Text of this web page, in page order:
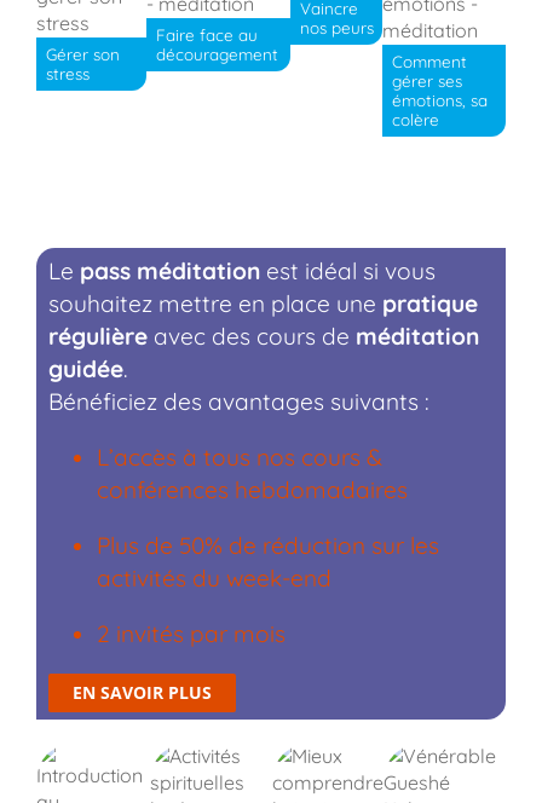
Gérer son
stress
Faire face au
découragement
Vaincre
nos peurs
Comment
gérer ses
émotions, sa
colère
Le pass méditationest idéal si vous
souhaitez mettre en place une pratique
régulièreavec des cours de méditation
guidée.
Bénéficiez des avantages suivants :
L’accès à tous nos cours &
conférences hebdomadaires
Plus de 50% de réduction sur les
activités du week-end
2 invités par mois
EN SAVOIR PLUS